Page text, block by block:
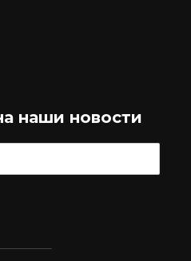
наши новости